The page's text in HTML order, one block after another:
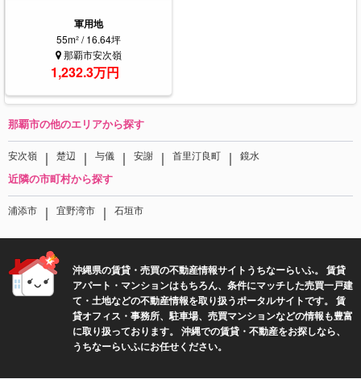
軍用地
55m² / 16.64坪
那覇市安次嶺
1,232.3万円
那覇市の他のエリアから探す
安次嶺 ｜ 楚辺 ｜ 与儀 ｜ 安謝 ｜ 首里汀良町 ｜ 鏡水
近隣の市町村から探す
浦添市 ｜ 宜野湾市 ｜ 石垣市
沖縄県の賃貸・売買の不動産情報サイトうちなーらいふ。 賃貸
アパート・マンションはもちろん、条件にマッチした売買一戸建
て・土地などの不動産情報を取り扱うポータルサイトです。 賃
貸オフィス・事務所、駐車場、売買マンションなどの情報も豊富
に取り扱っております。 沖縄での賃貸・不動産をお探しなら、
うちなーらいふにお任せください。